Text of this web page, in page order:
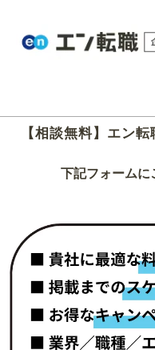
【相談無料】エン
下記フォームに